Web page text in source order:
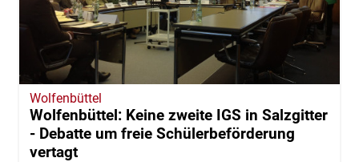
Wolfenbüttel
Wolfenbüttel: Keine zweite IGS in Salzgitter
- Debatte um freie Schülerbeförderung
vertagt